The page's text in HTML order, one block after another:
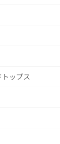
トップス